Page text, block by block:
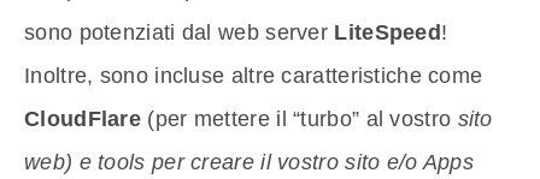
sono potenziati dal web server LiteSpeed!
Inoltre, sono incluse altre caratteristiche come
CloudFlare (per mettere il “turbo” al vostro sito
web) e tools per creare il vostro sito e/o Apps